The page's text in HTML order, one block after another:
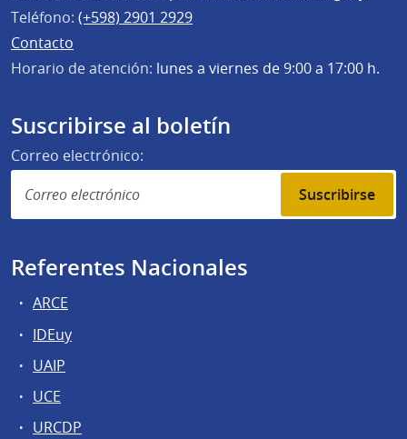
Teléfono: (+598) 2901 2929
Contacto
Horario de atención: lunes a viernes de 9:00 a 17:00 h.
Suscribirse al boletín
Correo electrónico:
Suscribirse
Referentes Nacionales
ARCE
IDEuy
UAIP
UCE
URCDP